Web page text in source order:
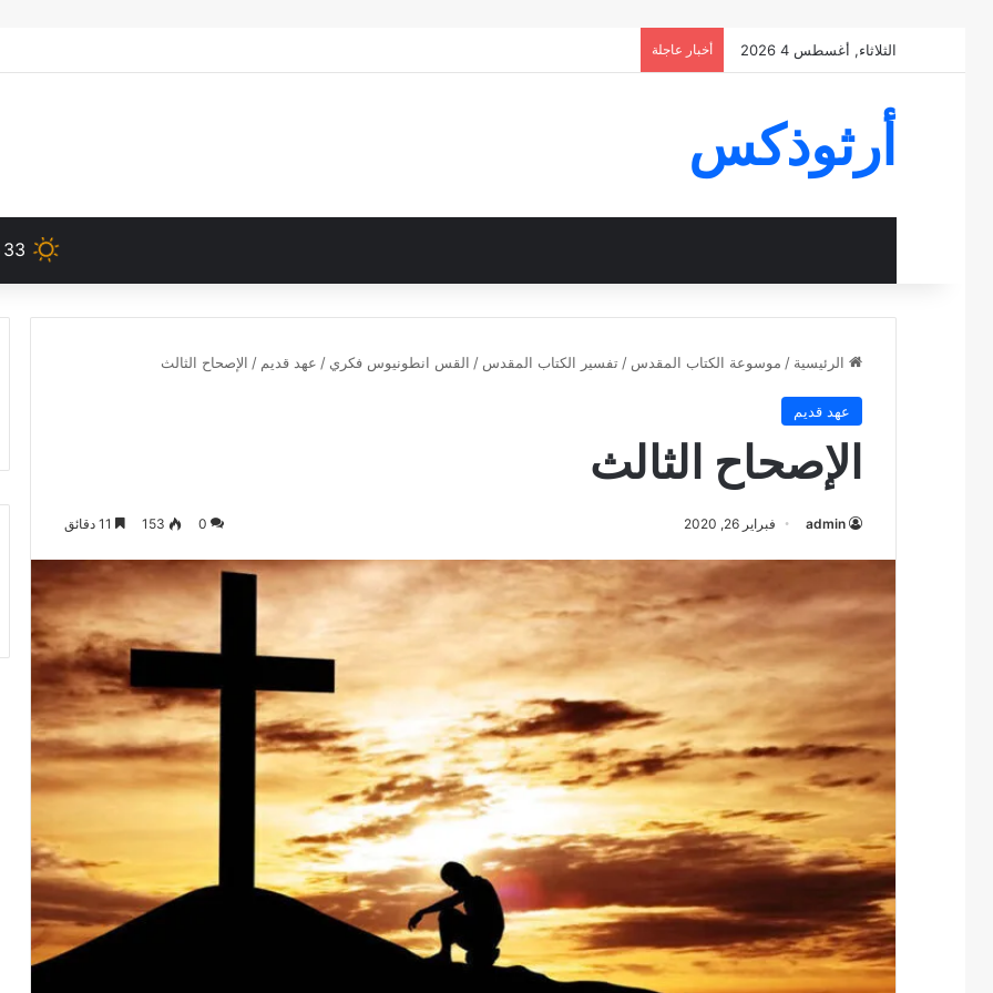
الثلاثاء, أغسطس 4 2026 أخبار عاجلة
أرثوذكس
33
الرئيسية / موسوعة الكتاب المقدس / تفسير الكتاب المقدس / القس انطونيوس فكري / عهد قديم / الإصحاح الثالث
عهد قديم
الإصحاح الثالث
admin فبراير 26, 2020 0
153